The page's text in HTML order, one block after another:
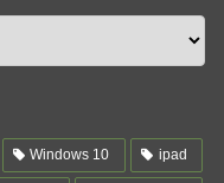
Windows 10 ipad